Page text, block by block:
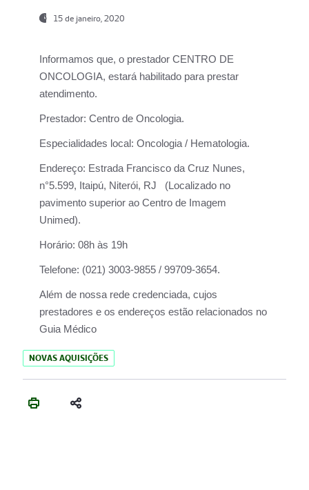
15 de janeiro, 2020
Informamos que, o prestador CENTRO DE
ONCOLOGIA, estará habilitado para prestar
atendimento.
Prestador: Centro de Oncologia.
Especialidades local: Oncologia / Hematologia.
Endereço: Estrada Francisco da Cruz Nunes,
n°5.599, Itaipú, Niterói, RJ (Localizado no
pavimento superior ao Centro de Imagem
Unimed).
Horário: 08h às 19h
Telefone: (021) 3003-9855 / 99709-3654.
Além de nossa rede credenciada, cujos
prestadores e os endereços estão relacionados no
Guia Médico
NOVAS AQUISIÇÕES